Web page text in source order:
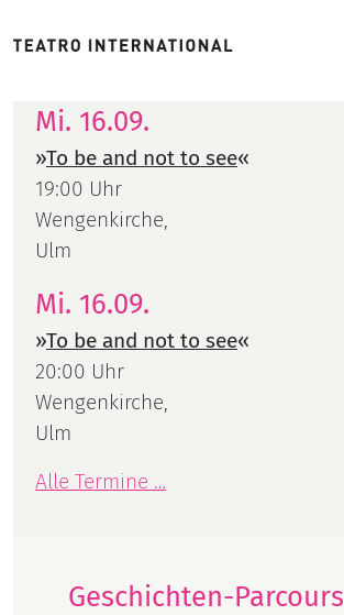
Mi. 16.09.
»To be and not to see«
19:00 Uhr
Wengenkirche,
Ulm
Mi. 16.09.
»To be and not to see«
20:00 Uhr
Wengenkirche,
Ulm
Alle Termine …
Geschichten-Parcours